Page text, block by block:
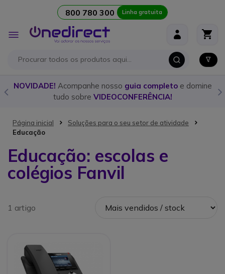
800 780 300 Linha gratuita
Alternar
Nav
NOVIDADE! Acompanhe nosso guia completoe domine
tudo sobre VIDEOCONFERÊNCIA!
Página inicial
Soluções para o seu setor de atividade
Educação
Educação: escolas e
colégios Fanvil
1 artigo